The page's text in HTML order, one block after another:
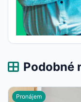
Podobné
Pronájem